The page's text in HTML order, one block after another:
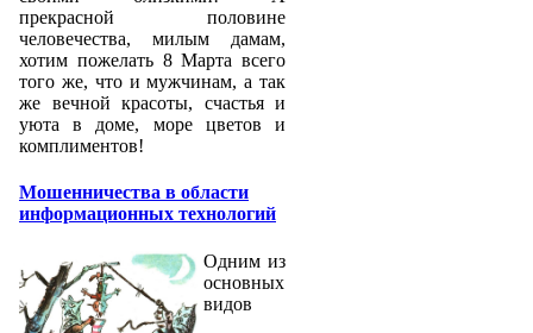
прекрасной половине
человечества, милым дамам,
хотим пожелать 8 Марта всего
того же, что и мужчинам, а так
же вечной красоты, счастья и
уюта в доме, море цветов и
комплиментов!
Мошенничества в области
информационных технологий
Одним из
основных
видов